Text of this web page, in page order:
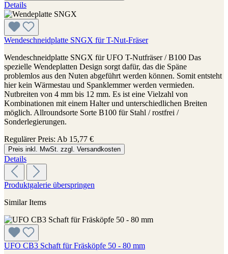
Details
Wendeschneidplatte SNGX für T-Nut-Fräser
Wendeschneidplatte SNGX für UFO T-Nutfräser / B100 Das
spezielle Wendeplatten Design sorgt dafür, das die Späne
problemlos aus den Nuten abgeführt werden können. Somit entsteht
hier kein Wärmestau und Spanklemmer werden vermieden.
Nutbreiten von 4 mm bis 12 mm. Es ist eine Vielzahl von
Kombinationen mit einem Halter und unterschiedlichen Breiten
möglich. Allroundsorte Sorte B100 für Stahl / rostfrei /
Sonderlegierungen.
Regulärer Preis: Ab 15,77 €
Preis inkl. MwSt. zzgl. Versandkosten
Details
Produktgalerie überspringen
Similar Items
UFO CB3 Schaft für Fräsköpfe 50 - 80 mm